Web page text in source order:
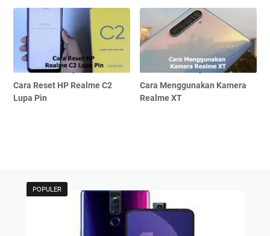
Cara Reset HP Realme C2
Lupa Pin
Cara Menggunakan Kamera
Realme XT
POPULER